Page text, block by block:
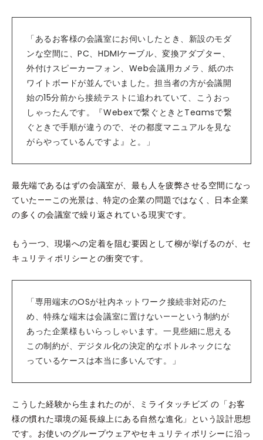
「あるお客様の会議室にお伺いしたとき、新設のモダ
ンな空間に、PC、HDMIケーブル、変換アダプター、
外付けスピーカーフォン、Web会議用カメラ、紙のホ
ワイトボードが並んでいました。担当者の方が会議開
始の15分前から接続テストに追われていて、こうおっ
しゃったんです。『Webexで繋ぐときとTeamsで繋
ぐときで手順が違うので、その都度マニュアルを見な
がらやっているんですよ』と。」
最先端であるはずの会議室が、最も人を疲弊させる空間になっ
ていた——この光景は、特定の企業の問題ではなく、日本企業
の多くの会議室で繰り返されている現実です。
もう一つ、現場への定着を阻む要因として柳が挙げるのが、セ
キュリティポリシーとの衝突です。
「専用端末のOSが社内ネットワーク接続非対応のた
め、特殊な端末は会議室に置けない——という制約が
あった企業様もいらっしゃいます。一見些細に思える
この制約が、デジタル化の決定的なボトルネックにな
っているケースは本当に多いんです。」
こうした経験から生まれたのが、ミライタッチビズ の「お客
様の慣れた環境の延長線上にある自然な進化」という設計思想
です。お使いのグループウェアやセキュリティポリシーに沿っ